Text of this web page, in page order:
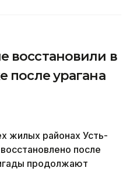
восстановили в
после урагана
жилых районах Усть-
после
продолжают